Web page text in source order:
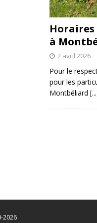
à
2 avril 2026
Pour le
pour les
Montbéliard
2026